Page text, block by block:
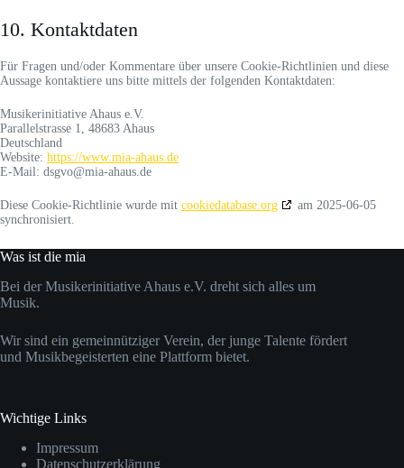
10. Kontaktdaten
Für Fragen und/oder Kommentare über unsere Cookie-Richtlinien und diese
Aussage kontaktiere uns bitte mittels der folgenden Kontaktdaten:
Musikerinitiative Ahaus e.V.
Parallelstrasse 1, 48683 Ahaus
Deutschland
Website: https://www.mia-ahaus.de
E-Mail: dsgvo@mia-ahaus.de
Diese Cookie-Richtlinie wurde mit cookiedatabase.org
am 2025-06-05
synchronisiert.
Was ist die mia
Bei der Musikerinitiative Ahaus e.V. dreht sich alles um
Musik.
Wir sind ein gemeinnütziger Verein, der junge Talente fördert
und Musikbegeisterten eine Plattform bietet.
Wichtige Links
Impressum
Datenschutzerklärung